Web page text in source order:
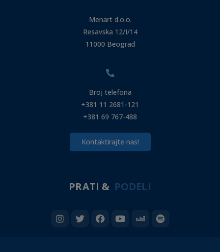
Menart d.o.o.
Resavska 12/I/14
11000 Beograd
Broj telefona
+381 11 2681-121
+381 69 767-488
Kontaktirajte nas!
PRATI & PODELI